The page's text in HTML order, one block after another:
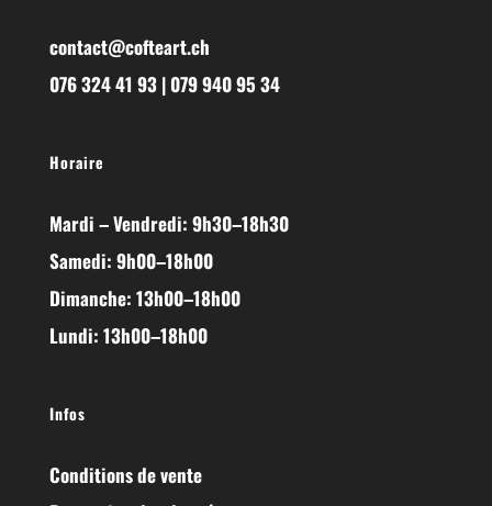
contact@cofteart.ch
076 324 41 93 | 079 940 95 34
Horaire
Mardi – Vendredi: 9h30–18h30
Samedi: 9h00–18h00
Dimanche: 13h00–18h00
Lundi: 13h00–18h00
Infos
Conditions de vente